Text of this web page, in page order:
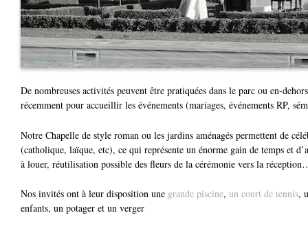
De nombreuses activités peuvent être pratiquées dans le parc ou en-
récemment pour accueillir les événements (mariages, événements RP,
Notre Chapelle de style roman ou les jardins aménagés permettent de
(catholique, laïque, etc), ce qui représente un énorme gain de temps et
à louer, réutilisation possible des fleurs de la cérémonie vers la
Nos invités ont à leur disposition une grande piscine, un court de tennis,
enfants, un potager et un verger